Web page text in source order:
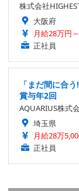
株式会社
大阪府
月給28万円
正社員
「まだ間に合
賞与年2回
AQUARIUS株式
埼玉県
月給28万
正社員